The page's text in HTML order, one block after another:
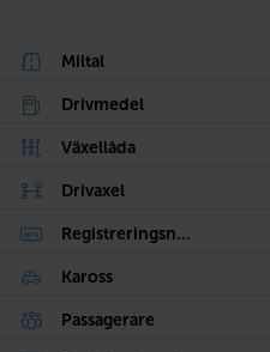
Miltal
Drivmedel
Växellåda
Drivaxel
Registreringsn...
Kaross
Passagerare